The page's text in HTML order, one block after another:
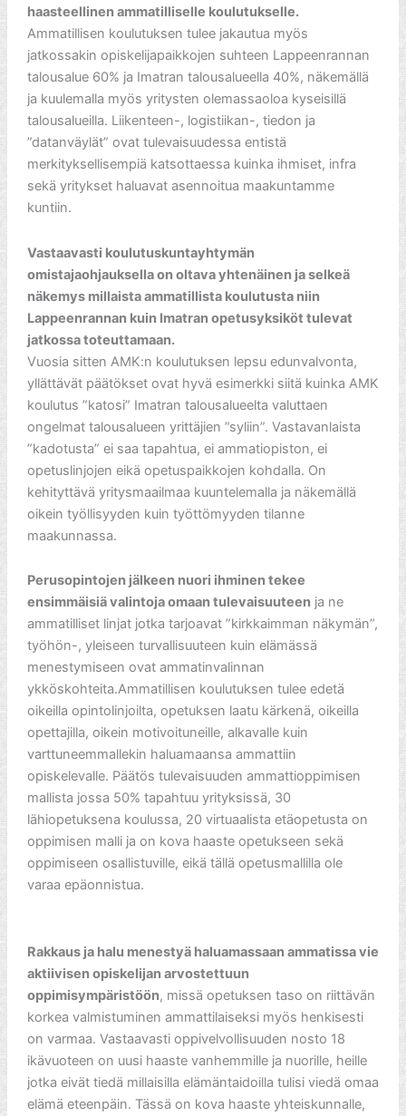
haasteellinen ammatilliselle koulutukselle.
Ammatillisen koulutuksen tulee jakautua myös
jatkossakin opiskelijapaikkojen suhteen Lappeenrannan
talousalue 60% ja Imatran talousalueella 40%, näkemällä
ja kuulemalla myös yritysten olemassaoloa kyseisillä
talousalueilla. Liikenteen-, logistiikan-, tiedon ja
”datanväylät” ovat tulevaisuudessa entistä
merkityksellisempiä katsottaessa kuinka ihmiset, infra
sekä yritykset haluavat asennoitua maakuntamme
kuntiin.
Vastaavasti koulutuskuntayhtymän
omistajaohjauksella on oltava yhtenäinen ja selkeä
näkemys millaista ammatillista koulutusta niin
Lappeenrannan kuin Imatran opetusyksiköt tulevat
jatkossa toteuttamaan.
Vuosia sitten AMK:n koulutuksen lepsu edunvalvonta,
yllättävät päätökset ovat hyvä esimerkki siitä kuinka AMK
koulutus ”katosi” Imatran talousalueelta valuttaen
ongelmat talousalueen yrittäjien ”syliin”. Vastavanlaista
”kadotusta” ei saa tapahtua, ei ammatiopiston, ei
opetuslinjojen eikä opetuspaikkojen kohdalla. On
kehityttävä yritysmaailmaa kuuntelemalla ja näkemällä
oikein työllisyyden kuin työttömyyden tilanne
maakunnassa.
Perusopintojen jälkeen nuori ihminen tekee
ensimmäisiä valintoja omaan tulevaisuuteenja ne
ammatilliset linjat jotka tarjoavat ”kirkkaimman näkymän”,
työhön-, yleiseen turvallisuuteen kuin elämässä
menestymiseen ovat ammatinvalinnan
ykköskohteita.Ammatillisen koulutuksen tulee edetä
oikeilla opintolinjoilta, opetuksen laatu kärkenä, oikeilla
opettajilla, oikein motivoituneille, alkavalle kuin
varttuneemmallekin haluamaansa ammattiin
opiskelevalle. Päätös tulevaisuuden ammattioppimisen
mallista jossa 50% tapahtuu yrityksissä, 30
lähiopetuksena koulussa, 20 virtuaalista etäopetusta on
oppimisen malli ja on kova haaste opetukseen sekä
oppimiseen osallistuville, eikä tällä opetusmallilla ole
varaa epäonnistua.
Rakkaus ja halu menestyä haluamassaan ammatissa vie
aktiivisen opiskelijan arvostettuun
oppimisympäristöön, missä opetuksen taso on riittävän
korkea valmistuminen ammattilaiseksi myös henkisesti
on varmaa. Vastaavasti oppivelvollisuuden nosto 18
ikävuoteen on uusi haaste vanhemmille ja nuorille, heille
jotka eivät tiedä millaisilla elämäntaidoilla tulisi viedä omaa
elämä eteenpäin. Tässä on kova haaste yhteiskunnalle,